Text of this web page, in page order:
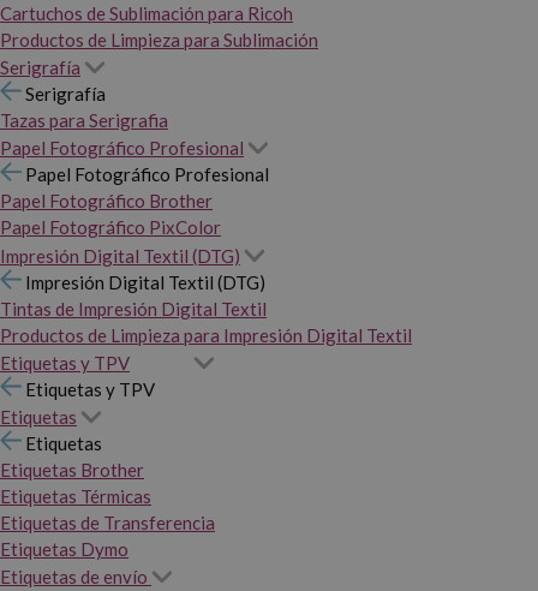
Cartuchos de Sublimación para Ricoh
Productos de Limpieza para Sublimación
Serigrafía
Serigrafía
Tazas para Serigrafia
Papel Fotográfico Profesional
Papel Fotográfico Profesional
Papel Fotográfico Brother
Papel Fotográfico PixColor
Impresión Digital Textil (DTG)
Impresión Digital Textil (DTG)
Tintas de Impresión Digital Textil
Productos de Limpieza para Impresión Digital Textil
Etiquetas y TPV
Etiquetas y TPV
Etiquetas
Etiquetas
Etiquetas Brother
Etiquetas Térmicas
Etiquetas de Transferencia
Etiquetas Dymo
Etiquetas de envío